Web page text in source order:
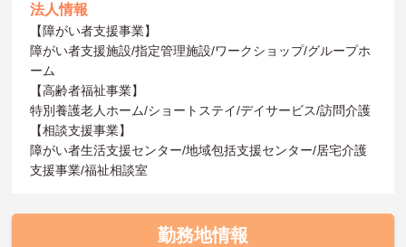
法人情報
【障がい者支援事業】
障がい者支援施設/指定管理施設/ワークショップ/グループホ
ーム
【高齢者福祉事業】
特別養護老人ホーム/ショートステイ/デイサービス/訪問介護
【相談支援事業】
障がい者生活支援センター/地域包括支援センター/居宅介護
支援事業/福祉相談室
勤務地情報